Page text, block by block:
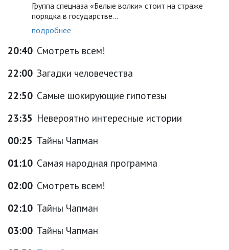
Группа спецназа «Белые волки» стоит на страже
порядка в государстве...
подробнее
20:40 Смотреть всем!
22:00 Загадки человечества
22:50 Самые шокирующие гипотезы
23:35 Невероятно интересные истории
00:25 Тайны Чапман
01:10 Самая народная программа
02:00 Смотреть всем!
02:10 Тайны Чапман
03:00 Тайны Чапман